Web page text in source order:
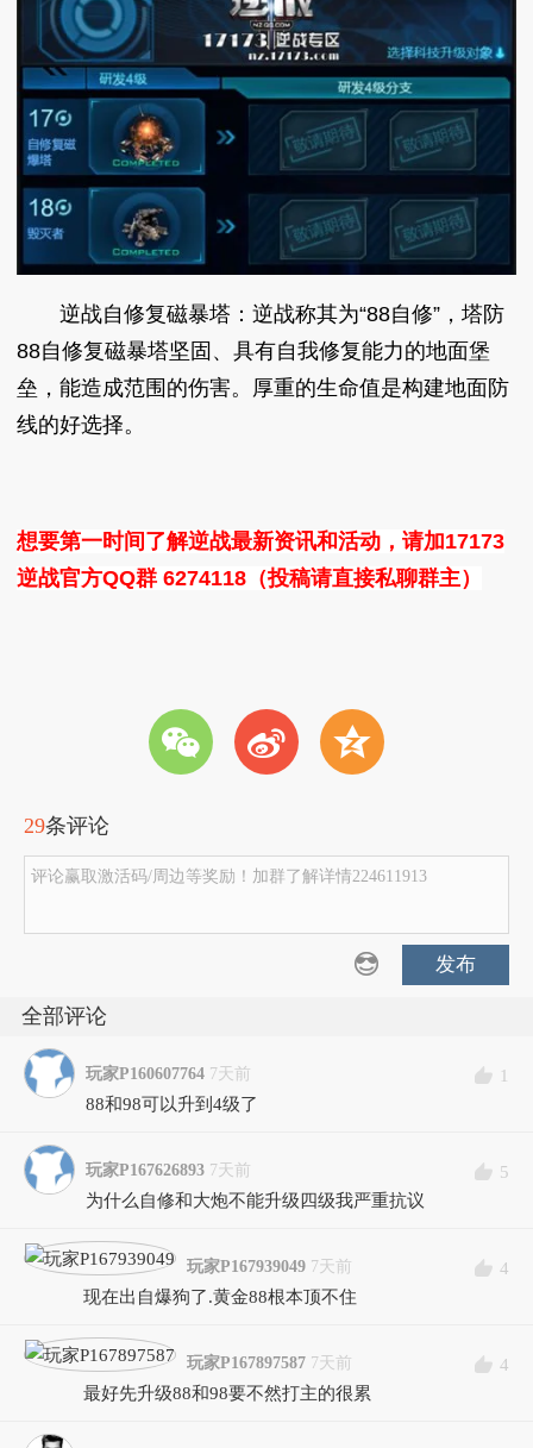
逆战自修复磁暴塔：逆战称其为“88自修”，塔防
88自修复磁暴塔坚固、具有自我修复能力的地面堡
垒，能造成范围的伤害。厚重的生命值是构建地面防
线的好选择。
想要第一时间了解逆战最新资讯和活动，请加17173
逆战官方QQ群 6274118（投稿请直接私聊群主）
w t z
29条评论
评论赢取激活码/周边等奖励！加群了解详情224611913
发布
全部评论
玩家P160607764 7天前
1
88和98可以升到4级了
玩家P167626893 7天前
5
为什么自修和大炮不能升级四级我严重抗议
玩家P167939049 7天前
4
现在出自爆狗了.黄金88根本顶不住
玩家P167897587 7天前
4
最好先升级88和98要不然打主的很累